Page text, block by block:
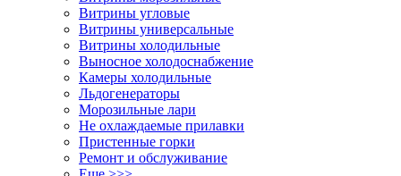
Витрины угловые
Витрины универсальные
Витрины холодильные
Выносное холодоснабжение
Камеры холодильные
Льдогенераторы
Морозильные лари
Не охлаждаемые прилавки
Пристенные горки
Ремонт и обслуживание